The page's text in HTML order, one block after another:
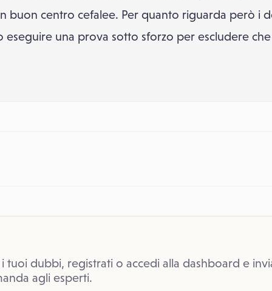
buon centro cefalee. Per quanto riguarda però i
una prova sotto sforzo per escludere
tuoi dubbi, registrati o accedi alla dashboard e
agli esperti.